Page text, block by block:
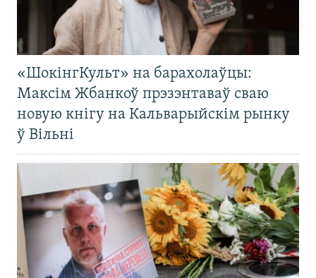
«ШокінгКульт» на барахолаўцы:
Максім Жбанкоў прэзэнтаваў сваю
новую кнігу на Кальварыйскім рынку
ў Вільні